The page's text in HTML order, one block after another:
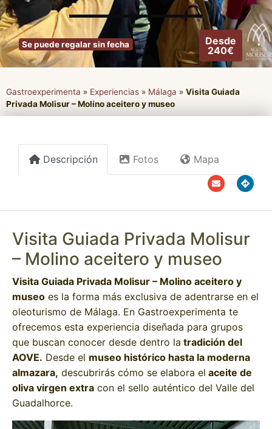
Se puede regalar sin fecha
Desde
240€
Gastroexperimenta » Experiencias » Málaga » Visita Guiada
Privada Molisur – Molino aceitero y museo
Descripción Fotos Mapa
Visita Guiada Privada Molisur
– Molino aceitero y museo
Visita Guiada Privada Molisur – Molino aceitero y
museo es la forma más exclusiva de adentrarse en el
oleoturismo de Málaga. En Gastroexperimenta te
ofrecemos esta experiencia diseñada para grupos
que buscan conocer desde dentro la tradición del
AOVE. Desde el museo histórico hasta la moderna
almazara, descubrirás cómo se elabora el aceite de
oliva virgen extra con el sello auténtico del Valle del
Guadalhorce.